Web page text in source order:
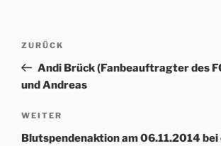
Beitrags-
Vorheriger
Beitrag
ZURÜCK
Andi Brück (Fanbeauftragter des
und Andreas
Nächster
Beitrag
WEITER
Blutspendenaktion am 06.11.2014 bei